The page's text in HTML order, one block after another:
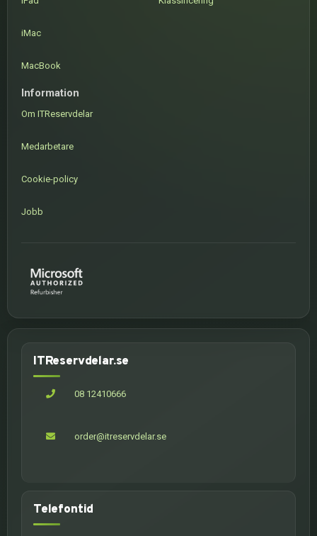
iMac
MacBook
Information
Om ITReservdelar
Medarbetare
Cookie-policy
Jobb
ITReservdelar.se
08 12410666
order@itreservdelar.se
Telefontid